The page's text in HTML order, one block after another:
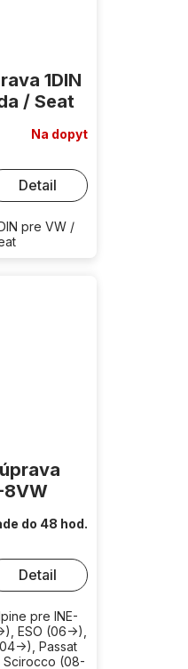
1DIN
/ Seat
Na dopyt
Detail
pre VW /
8VW
do 48 hod.
Detail
pre INE-
ESO (06->),
>), Passat
Scirocco (08-